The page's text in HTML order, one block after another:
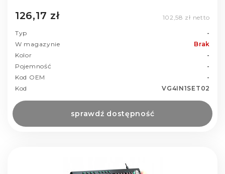
126,17 zł 102,58 zł netto
Typ
-
W magazynie
Brak
Kolor
-
Pojemność
-
Kod OEM
-
Kod
VG4IN1SET02
sprawdź dostępność